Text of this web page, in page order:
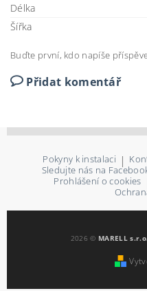
Délka
Šířka
Buďte první, kdo napíše
Přidat komentář
Pokyny k instalaci |
Sledujte nás na
Prohlášení o cookies
2026 © MARELL s.r.o.